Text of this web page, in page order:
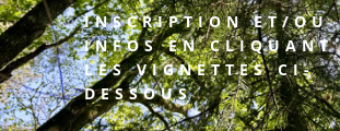
INSCRIPTION ET/OU
INFOS EN CLIQUANT
LES VIGNETTES CI-
DESSOUS